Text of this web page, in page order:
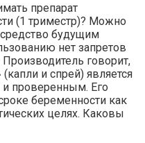
препарат
(1 триместр)? Можно
средство будущим
нет запретов
говорит,
и спрей) является
проверенным. Его
беременности как
целях. Каковы